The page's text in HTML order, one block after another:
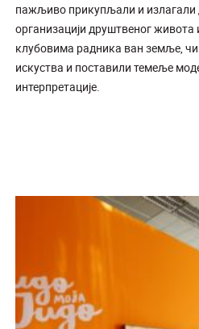
пажљиво прикупљали и излагали
организацији друштвеног живота
клубовима радника ван земље,
искуства и поставили темеље
интерпретације.